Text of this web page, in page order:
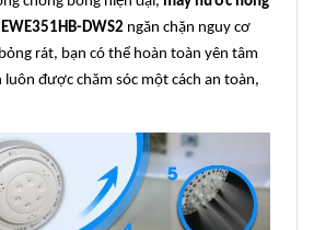
DWS2 ngăn chặn nguy cơ
rát, bạn có thể hoàn toàn yên tâm
luôn được chăm sóc một cách an toàn,